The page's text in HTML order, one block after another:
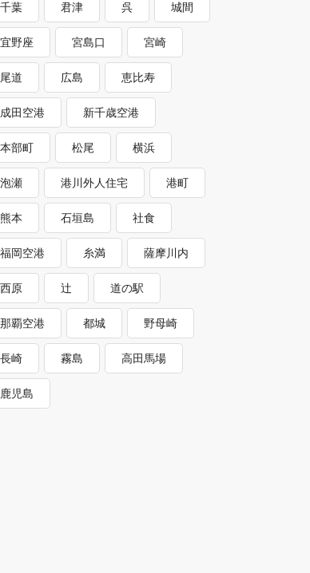
千葉 君津 呉 城間
宜野座 宮島口 宮崎
尾道 広島 恵比寿
成田空港 新千歳空港
本部町 松尾 横浜
泡瀬 港川外人住宅 港町
熊本 石垣島 社食
福岡空港 糸満 薩摩川内
西原 辻 道の駅
那覇空港 都城 野母崎
長崎 霧島 高田馬場
鹿児島